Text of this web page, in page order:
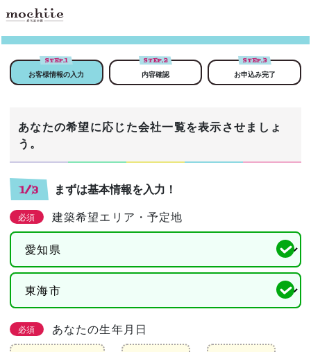
STEP.1
お客様情報の入力
STEP.2
内容確認
STEP.3
お申込み完了
あなたの希望に応じた会社一覧を表示させましょ
う。
1/3 まずは基本情報を入力！
必須 建築希望エリア・予定地
必須 あなたの生年月日